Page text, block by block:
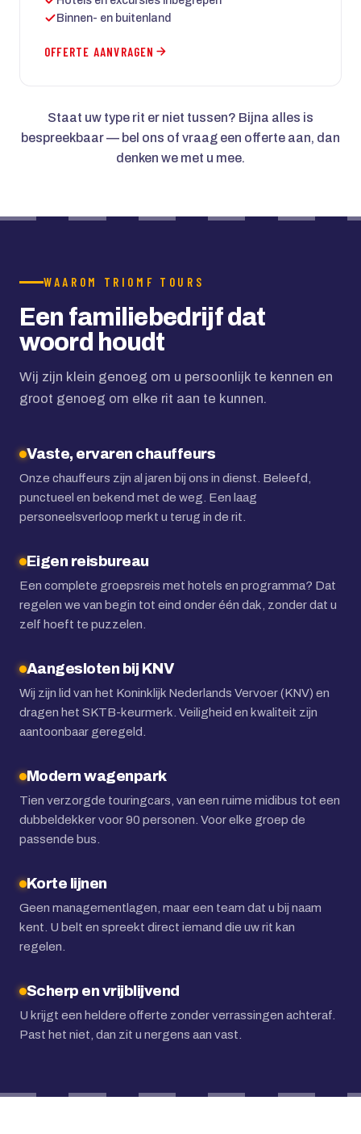
Binnen- en buitenland
OFFERTE AANVRAGEN
Staat uw type rit er niet tussen? Bijna alles is
bespreekbaar — bel ons of vraag een offerte aan, dan
denken we met u mee.
WAAROM TRIOMF TOURS
Een familiebedrijf dat
woord houdt
Wij zijn klein genoeg om u persoonlijk te kennen en
groot genoeg om elke rit aan te kunnen.
Vaste, ervaren chauffeurs
Onze chauffeurs zijn al jaren bij ons in dienst. Beleefd,
punctueel en bekend met de weg. Een laag
personeelsverloop merkt u terug in de rit.
Eigen reisbureau
Een complete groepsreis met hotels en programma? Dat
regelen we van begin tot eind onder één dak, zonder dat u
zelf hoeft te puzzelen.
Aangesloten bij KNV
Wij zijn lid van het Koninklijk Nederlands Vervoer (KNV) en
dragen het SKTB-keurmerk. Veiligheid en kwaliteit zijn
aantoonbaar geregeld.
Modern wagenpark
Tien verzorgde touringcars, van een ruime midibus tot een
dubbeldekker voor 90 personen. Voor elke groep de
passende bus.
Korte lijnen
Geen managementlagen, maar een team dat u bij naam
kent. U belt en spreekt direct iemand die uw rit kan
regelen.
Scherp en vrijblijvend
U krijgt een heldere offerte zonder verrassingen achteraf.
Past het niet, dan zit u nergens aan vast.